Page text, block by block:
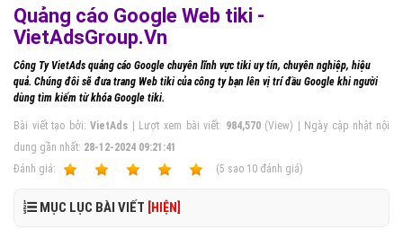
Quảng cáo Google Web tiki -
VietAdsGroup.Vn
Công Ty VietAds quảng cáo Google chuyên lĩnh vực tiki uy tín, chuyên nghiệp, hiệu
quả. Chúng đôi sẽ đưa trang Web tiki của công ty bạn lên vị trí đầu Google khi người
dùng tìm kiếm từ khóa Google tiki.
Bài viết tạo bởi:VietAds | Lượt xem bài viết: 984,570(View) | Ngày cập nhật nội
dung gần nhất: 28-12-2024 09:21:41
Ðánh giá:
(5 sao 10 đánh giá)
MỤC LỤC BÀI VIẾT [HIỆN]